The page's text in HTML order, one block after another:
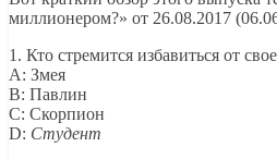
миллионером?» от 26.08.2017
1. Кто стремится избавиться от
A: Змея
B: Павлин
C: Скорпион
D: Студент